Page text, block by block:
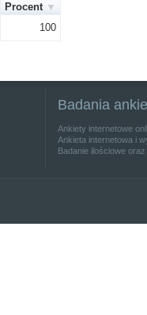
Procent
100
Badania
Ankiety internetowe
Ankieta internetowa i
Badanie ilościowe